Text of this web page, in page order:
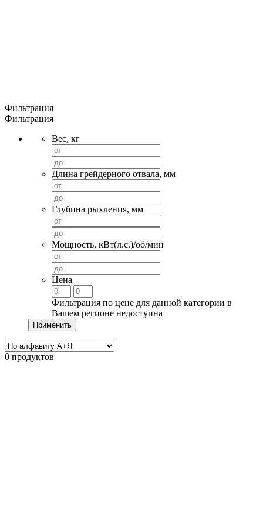
Фильтрация
Фильтрация
Вес, кг
Длина грейдерного отвала, мм
Глубина рыхления, мм
Мощность, кВт(л.с.)/об/мин
Цена
Фильтрация по цене для данной категории в
Вашем регионе недоступна
Применить
0 продуктов